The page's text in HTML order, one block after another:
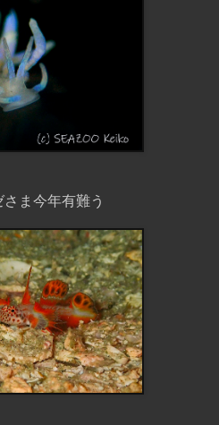
ま今年有難う